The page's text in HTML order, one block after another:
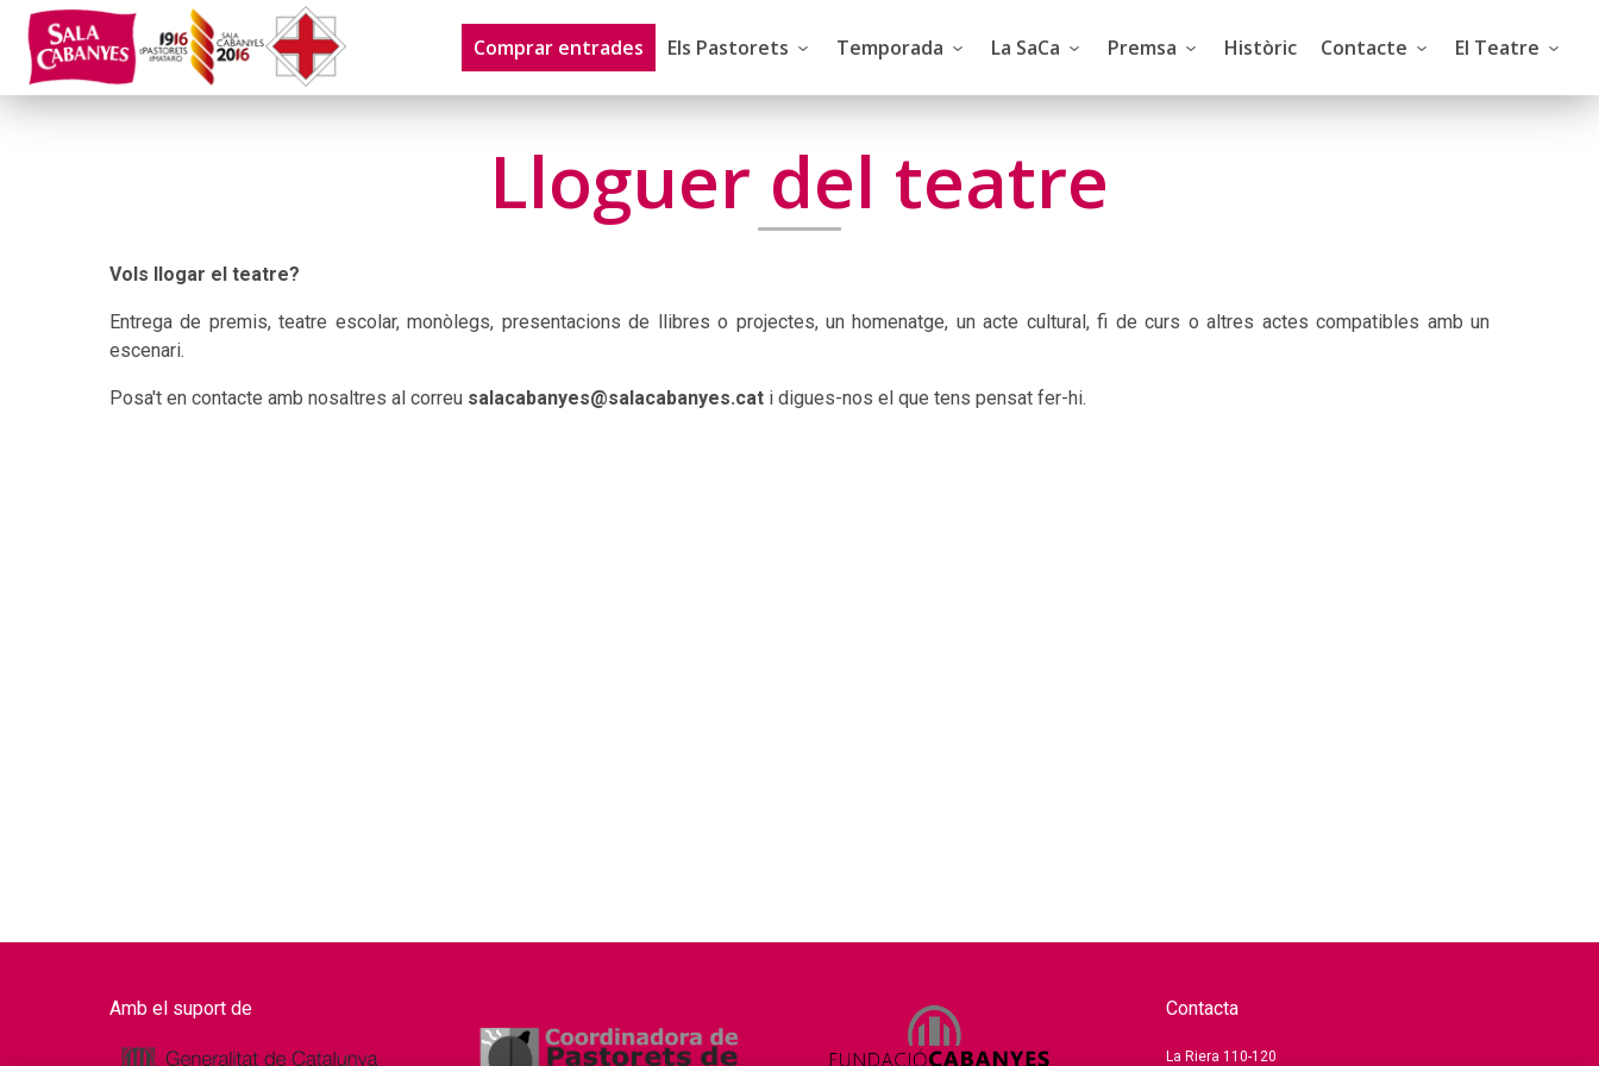
Comprar entrades Els Pastorets Temporada La SaCa Premsa Històric Contacte El Teatre
Lloguer del teatre
Vols llogar el teatre?
Entrega de premis, teatre escolar, monòlegs, presentacions de llibres o projectes, un homenatge, un acte cultural, fi de curs o altres actes compatibles amb un
escenari.
Posa't en contacte amb nosaltres al correu salacabanyes@salacabanyes.cat i digues-nos el que tens pensat fer-hi.
Amb el suport de Contacta
La Riera 110-120